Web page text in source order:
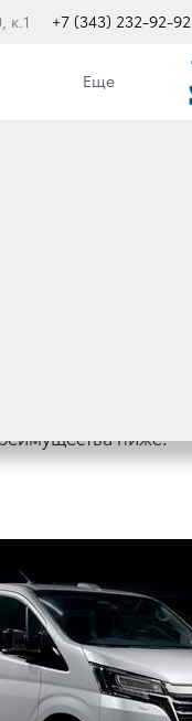
к.1 +7 (343) 232-92-92
Еще
ниже.